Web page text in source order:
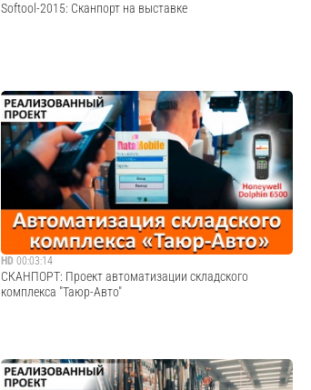
Softool-2015: Сканпорт на выставке
С 21 по 23 октября 2015 компания Сканпорт приняла
участие в 26-ой выставке-форуме информационных и
коммуникационных технологий Softool-2015, которая уже
второй год проводится совместно с Russian Interactive
Week 2015 (RIW 2015).На стенде на...
Cмотреть видео
HD 00:03:14
СКАНПОРТ: Проект автоматизации складского
комплекса "Таюр-Авто"